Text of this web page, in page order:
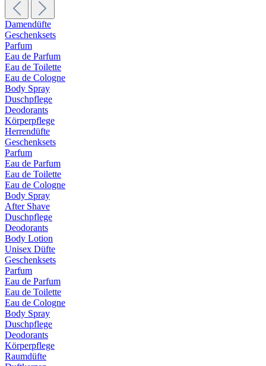
Damendüfte
Geschenksets
Parfum
Eau de Parfum
Eau de Toilette
Eau de Cologne
Body Spray
Duschpflege
Deodorants
Körperpflege
Herrendüfte
Geschenksets
Parfum
Eau de Parfum
Eau de Toilette
Eau de Cologne
Body Spray
After Shave
Duschpflege
Deodorants
Body Lotion
Unisex Düfte
Geschenksets
Parfum
Eau de Parfum
Eau de Toilette
Eau de Cologne
Body Spray
Duschpflege
Deodorants
Körperpflege
Raumdüfte